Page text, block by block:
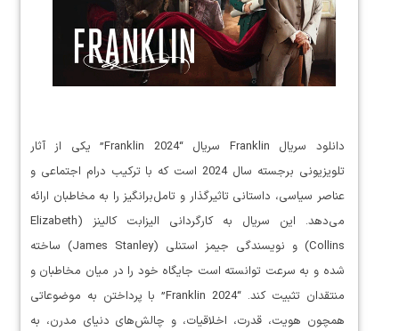
دانلود سریال Franklin سریال “Franklin 2024” یکی از آثار
تلویزیونی برجسته سال 2024 است که با ترکیب درام اجتماعی و
عناصر سیاسی، داستانی تاثیرگذار و تامل‌برانگیز را به مخاطبان ارائه
می‌دهد. این سریال به کارگردانی الیزابت کالینز (Elizabeth
Collins) و نویسندگی جیمز استنلی (James Stanley) ساخته
شده و به سرعت توانسته است جایگاه خود را در میان مخاطبان و
منتقدان تثبیت کند. “Franklin 2024” با پرداختن به موضوعاتی
همچون هویت، قدرت، اخلاقیات، و چالش‌های دنیای مدرن، به